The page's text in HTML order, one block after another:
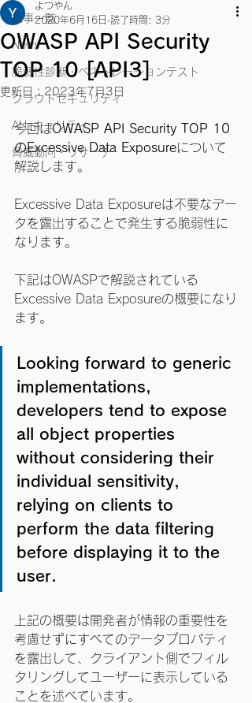
記事一覧
News
脆弱性診断・ペネトレーションテスト
クラウドセキュリティ
AIセキュリティ
脅威動向・リサーチ
OWASP API Security
TOP 10 [API3]
よつやん
2020年6月16日 読了時間: 3分
更新日： 2023年7月3日
今回はOWASP API Security TOP 10
のExcessive Data Exposureについて
解説します。
Excessive Data Exposureは不要なデー
タを露出することで発生する脆弱性に
なります。
下記はOWASPで解説されている
Excessive Data Exposureの概要になり
ます。
Looking forward to generic
implementations,
developers tend to expose
all object properties
without considering their
individual sensitivity,
relying on clients to
perform the data filtering
before displaying it to the
user.
上記の概要は開発者が情報の重要性を
考慮せずにすべてのデータプロパティ
を露出して、クライアント側でフィル
タリングしてユーザーに表示している
ことを述べています。